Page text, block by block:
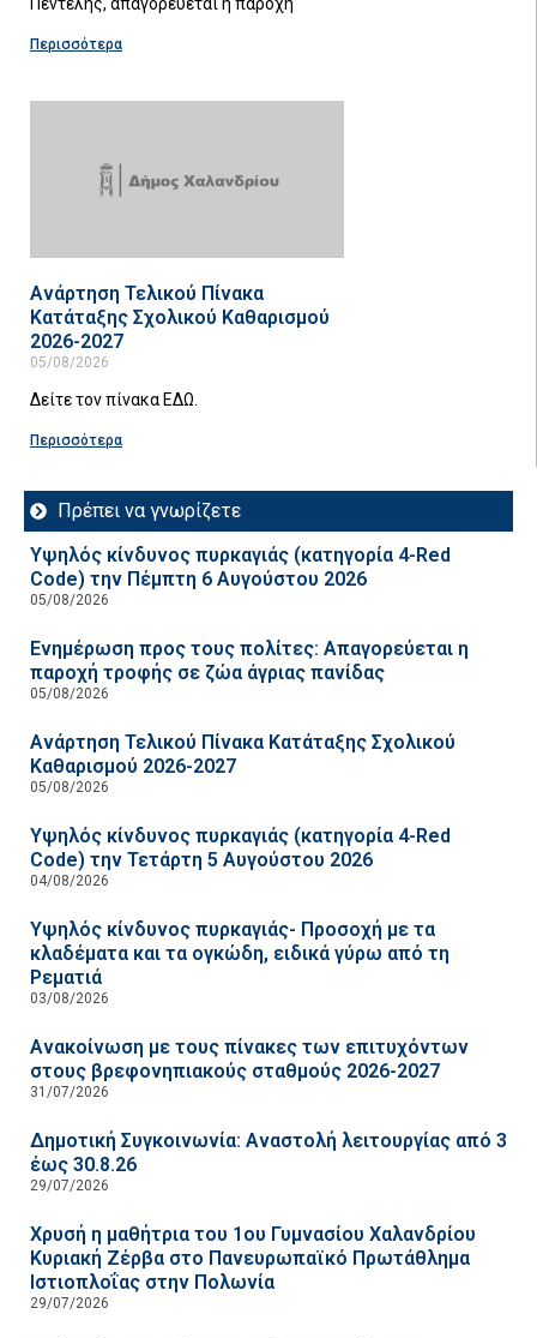
Περισσότερα
Ανάρτηση Τελικού Πίνακα
Κατάταξης Σχολικού Καθαρισμού
2026-2027
05/08/2026
Δείτε τον πίνακα ΕΔΩ.
Περισσότερα
Πρέπει να γνωρίζετε
Υψηλός κίνδυνος πυρκαγιάς (κατηγορία 4-Red
Code) την Πέμπτη 6 Αυγούστου 2026
05/08/2026
Ενημέρωση προς τους πολίτες: Απαγορεύεται η
παροχή τροφής σε ζώα άγριας πανίδας
05/08/2026
Ανάρτηση Τελικού Πίνακα Κατάταξης Σχολικού
Καθαρισμού 2026-2027
05/08/2026
Υψηλός κίνδυνος πυρκαγιάς (κατηγορία 4-Red
Code) την Τετάρτη 5 Αυγούστου 2026
04/08/2026
Υψηλός κίνδυνος πυρκαγιάς- Προσοχή με τα
κλαδέματα και τα ογκώδη, ειδικά γύρω από τη
Ρεματιά
03/08/2026
Ανακοίνωση με τους πίνακες των επιτυχόντων
στους βρεφονηπιακούς σταθμούς 2026-2027
31/07/2026
Δημοτική Συγκοινωνία: Αναστολή λειτουργίας από 3
έως 30.8.26
29/07/2026
Χρυσή η μαθήτρια του 1ου Γυμνασίου Χαλανδρίου
Κυριακή Ζέρβα στο Πανευρωπαϊκό Πρωτάθλημα
Ιστιοπλοΐας στην Πολωνία
29/07/2026